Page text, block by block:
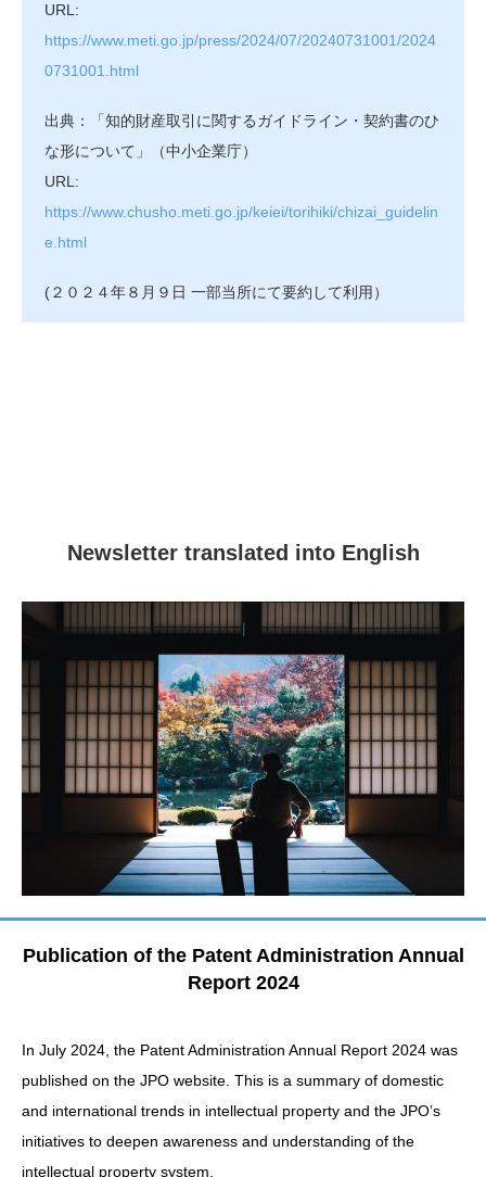
URL:
https://www.meti.go.jp/press/2024/07/20240731001/2024
0731001.html
出典：「知的財産取引に関するガイドライン・契約書のひ
な形について」（中小企業庁）
URL:
https://www.chusho.meti.go.jp/keiei/torihiki/chizai_guidelin
e.html
(２０２４年８月９日 一部当所にて要約して利用）
Newsletter translated into English
Publication of the Patent Administration Annual
Report 2024
In July 2024, the Patent Administration Annual Report 2024 was
published on the JPO website. This is a summary of domestic
and international trends in intellectual property and the JPO’s
initiatives to deepen awareness and understanding of the
intellectual property system.